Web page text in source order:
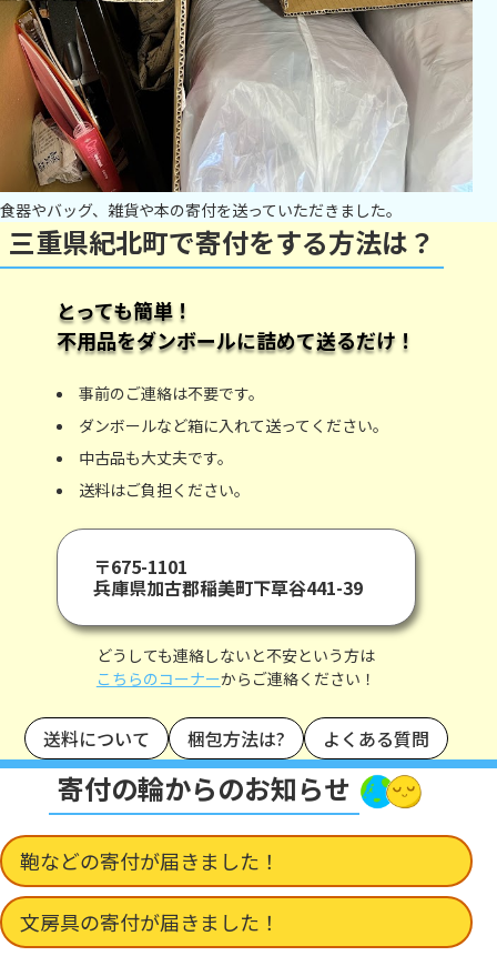
食器やバッグ、雑貨や本の寄付を送っていただきました。
三重県紀北町で寄付をする方法は？
とっても簡単！
不用品をダンボールに詰めて送るだけ！
事前のご連絡は不要です。
ダンボールなど箱に入れて送ってください。
中古品も大丈夫です。
送料はご負担ください。
〒675-1101
兵庫県加古郡稲美町下草谷441-39
どうしても連絡しないと不安という方は
こちらのコーナーからご連絡ください！
送料について 梱包方法は? よくある質問
寄付の輪からのお知らせ
鞄などの寄付が届きました！
文房具の寄付が届きました！